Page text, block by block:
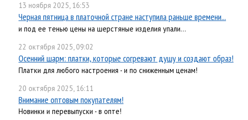
13 ноября 2025, 16:53
Черная пятница в платочной стране наступила раньше времени...
и под ее тенью цены на шерстяные изделия упали...
22 октября 2025, 09:02
Осенний шарм: платки, которые согревают душу и создают образ!
Платки для любого настроения - и по сниженным ценам!
20 октября 2025, 16:11
Внимание оптовым покупателям!
Новинки и перевыпуски - в опте!